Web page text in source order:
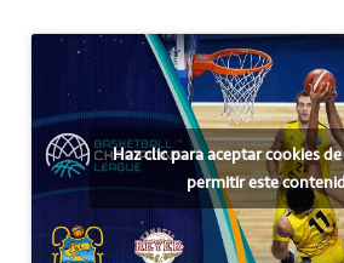
Haz clic para aceptar cookies
permitir este